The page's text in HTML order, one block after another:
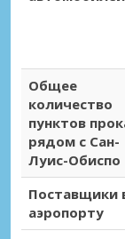
Общее
количество
пунктов
рядом с Сан-
Луис-Обиспо
Поставщики
аэропорту